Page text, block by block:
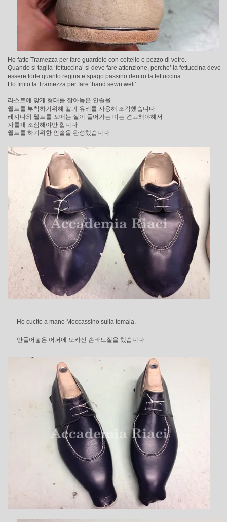
Ho fatto Tramezza per fare guardolo con coltello e pezzo di vetro.
Quando si taglia ‘fettuccina’ si deve fare attenzione, perche’ la fettuccina deve
essere forte quanto regina e spago passino dentro la fettuccina.
Ho finito la Tramezza per fare ‘hand sewn welt’
라스트에 맞게 형태를 잡아놓은 인솔을
웰트를 부착하기위해 칼과 유리를 사용해 조각했습니다
레지나와 웰트를 꼬매는 실이 들어가는 띠는 견고해야해서
자를때 조심해야만 합니다
웰트를 하기위한 인솔을 완성했습니다
Ho cucito a mano Moccassino sulla tomaia.
만들어놓은 어퍼에 모카신 손바느질을 했습니다